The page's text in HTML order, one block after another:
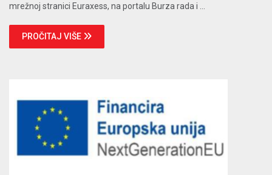
mrežnoj stranici Euraxess, na portalu Burza rada i ...
PROČITAJ VIŠE